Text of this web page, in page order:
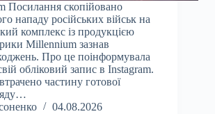
Посилання скопійовано
нападу російських військ на
комплекс із продукцією
Millennium зазнав
Про це поінформувала
обліковий запис в Instagram.
частину готової
04.08.2026